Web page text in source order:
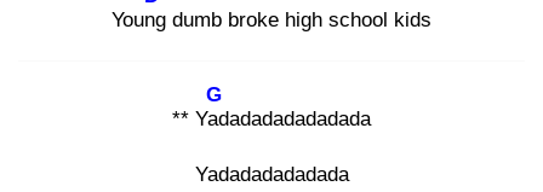
Young dumb broke high school kids
** Yad
G
adadadadadada
Yadadadadadada